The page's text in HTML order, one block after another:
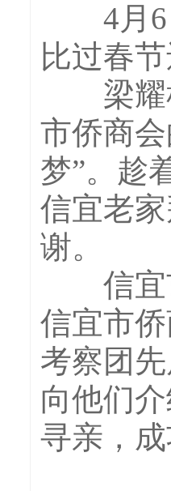
4月6日
比过春节
梁耀彬
市侨商
梦”。趁
信宜老
谢。
信宜市
信宜市
考察团
向他们
寻亲，